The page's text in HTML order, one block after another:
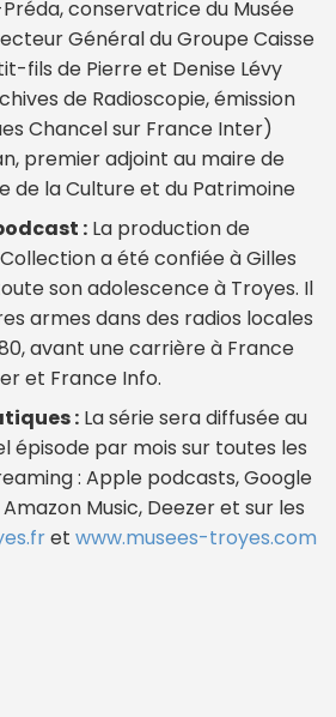
conservatrice du Musée
Général du Groupe Caisse
fils de Pierre et Denise Lévy
de Radioscopie, émission
Chancel sur France Inter)
premier adjoint au maire de
de la Culture et du Patrimoine
:La production de
a été confiée à Gilles
son adolescence à Troyes. Il
armes dans des radios locales
avant une carrière à France
et France Info.
: La série sera diffusée au
épisode par mois sur toutes les
: Apple podcasts, Google
Music, Deezer et sur les
et www.musees-troyes.com